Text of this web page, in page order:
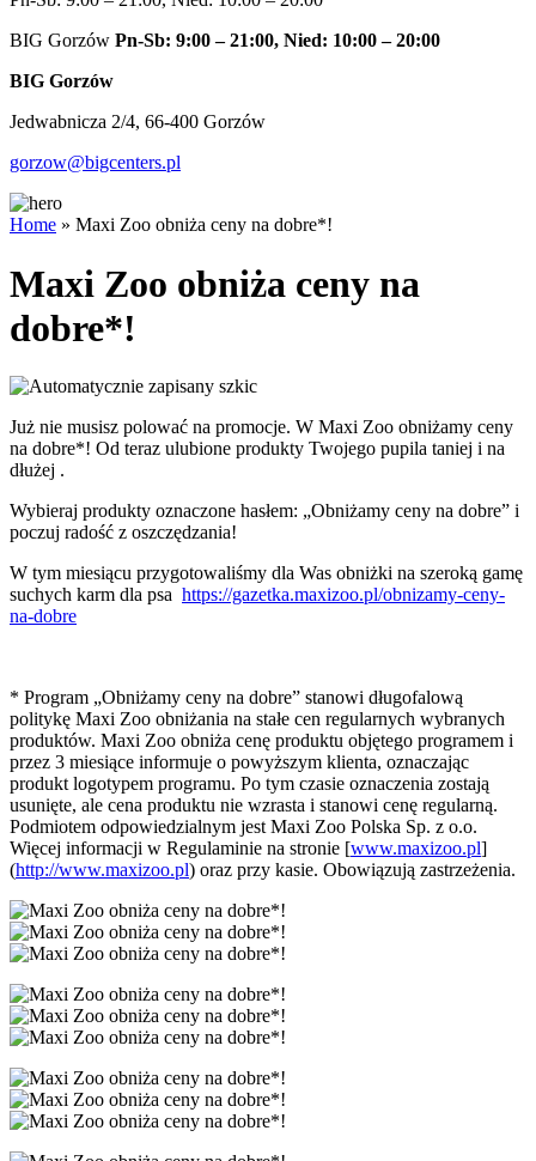
BIG Gorzów Pn-Sb: 9:00 – 21:00, Nied: 10:00 – 20:00
BIG Gorzów
Jedwabnicza 2/4, 66-400 Gorzów
gorzow@bigcenters.pl
Home » Maxi Zoo obniża ceny na dobre*!
Maxi Zoo obniża ceny na
dobre*!
Już nie musisz polować na promocje. W Maxi Zoo obniżamy ceny
na dobre*! Od teraz ulubione produkty Twojego pupila taniej i na
dłużej .
Wybieraj produkty oznaczone hasłem: „Obniżamy ceny na dobre” i
poczuj radość z oszczędzania!
W tym miesiącu przygotowaliśmy dla Was obniżki na szeroką gamę
suchych karm dla psa https://gazetka.maxizoo.pl/obnizamy-ceny-
na-dobre
* Program „Obniżamy ceny na dobre” stanowi długofalową
politykę Maxi Zoo obniżania na stałe cen regularnych wybranych
produktów. Maxi Zoo obniża cenę produktu objętego programem i
przez 3 miesiące informuje o powyższym klienta, oznaczając
produkt logotypem programu. Po tym czasie oznaczenia zostają
usunięte, ale cena produktu nie wzrasta i stanowi cenę regularną.
Podmiotem odpowiedzialnym jest Maxi Zoo Polska Sp. z o.o.
Więcej informacji w Regulaminie na stronie [www.maxizoo.pl]
(http://www.maxizoo.pl) oraz przy kasie. Obowiązują zastrzeżenia.